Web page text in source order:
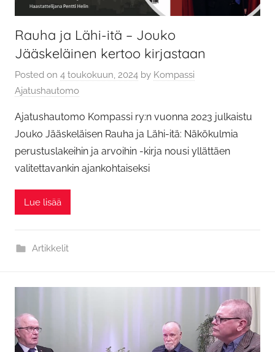
Rauha ja Lähi-itä – Jouko
Jääskeläinen kertoo kirjastaan
Posted on 4 toukokuun, 2024 by Kompassi
Ajatushautomo
Ajatushautomo Kompassi ry:n vuonna 2023 julkaistu
Jouko Jääskeläisen Rauha ja Lähi-itä: Näkökulmia
perustuslakeihin ja arvoihin -kirja nousi yllättäen
valitettavankin ajankohtaiseksi
Lue lisää
Artikkelit